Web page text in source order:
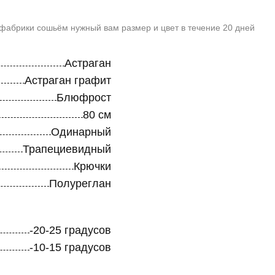
сошьём нужный вам размер и цвет в течение 20 дней
Астраган
Астраган графит
Блюфрост
80 см
Одинарный
Трапециевидный
Крючки
Полуреглан
-20-25 градусов
-10-15 градусов